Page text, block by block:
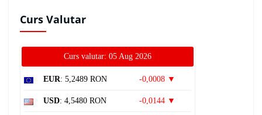
Curs Valutar
Curs valutar: 05 Aug 2026
EUR: 5,2489 RON -0,0008 ▼
USD: 4,5480 RON -0,0144 ▼